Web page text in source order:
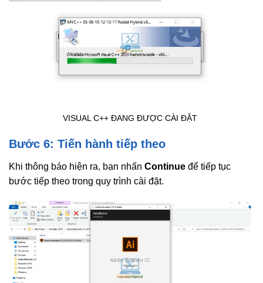
VISUAL C++ ĐANG ĐƯỢC CÀI ĐẶT
Bước 6: Tiến hành tiếp theo
Khi thông báo hiện ra, bạn nhấn Continue để tiếp tục
bước tiếp theo trong quy trình cài đặt.